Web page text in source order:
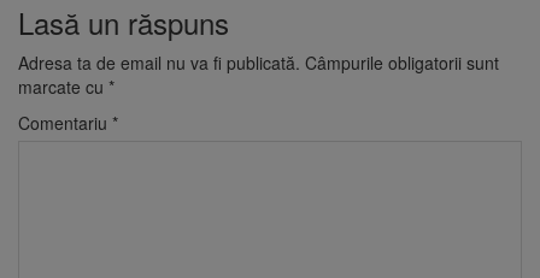
Lasă un răspuns
Adresa ta de email nu va fi publicată. Câmpurile obligatorii sunt
marcate cu *
Comentariu *